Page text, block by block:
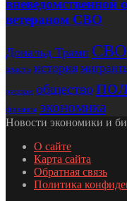
вневедомственной
ветераном СВО
Дональд Трамп СВО
власть история
русском общество
финансы экономика
Новости экономики и
О сайте
Карта сайта
Обратная связь
Политика